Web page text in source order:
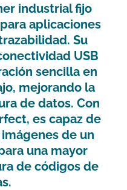
industrial fijo
aplicaciones
Su
USB
sencilla en
mejorando la
de datos. Con
, es capaz de
de un
una mayor
de códigos de